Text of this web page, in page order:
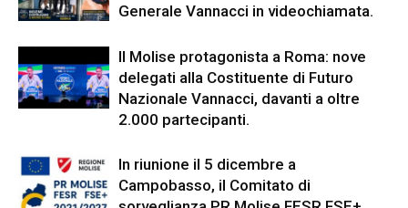
Generale Vannacci in videochiamata.
Il Molise protagonista a Roma: nove
delegati alla Costituente di Futuro
Nazionale Vannacci, davanti a oltre
2.000 partecipanti.
In riunione il 5 dicembre a
Campobasso, il Comitato di